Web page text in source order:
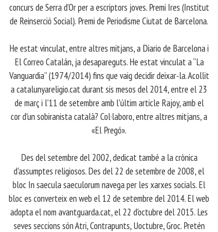
concurs de Serra d’Or per a escriptors joves. Premi Ires (Institut
de Reinserció Social). Premi de Periodisme Ciutat de Barcelona.
​ He estat vinculat, entre altres mitjans, a Diario de Barcelona i
El Correo Catalán, ja desapareguts. He estat vinculat a “La
Vanguardia” (1974/2014) fins que vaig decidir deixar-la. Acollit
a catalunyareligio.cat durant sis mesos del 2014, entre el 23
de març i l'11 de setembre amb l'últim article Rajoy, amb el
cor d'un sobiranista català? Col·laboro, entre altres mitjans, a
«El Pregó».
​ Des del setembre del 2002, dedicat també a la crònica
d'assumptes religiosos. Des del 22 de setembre de 2008, el
bloc In saecula saeculorum navega per les xarxes socials. El
bloc es converteix en web el 12 de setembre del 2014. El web
adopta el nom avantguarda.cat, el 22 d'octubre del 2015. Les
seves seccions són Atri, Contrapunts, Uoctubre, Groc. Pretén